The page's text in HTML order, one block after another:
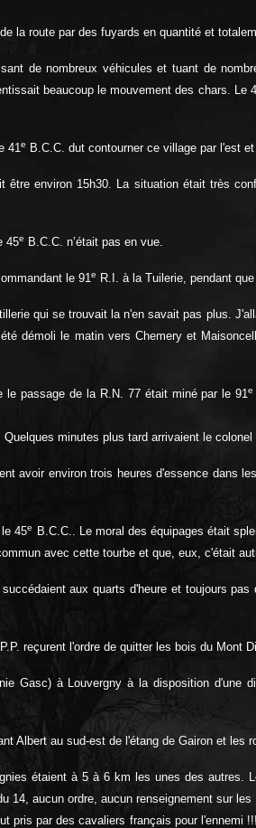
la route par des fuyards en quantité et
de nombreux véhicules et tuant de
beaucoup le mouvement des chars. Le
41e B.C.C. dut contourner ce village par l'est
environ 15h30. La situation était très
45e B.C.C. n’était pas en vue.
le 91e R.I. à la Tuilerie, pendant
qui se trouvait la n'en savait pas plus.
démoli le matin vers Chemery et
le passage de la R.N. 77 était miné par le 91e
minutes plus tard arrivaient le
avoir environ trois heures d'essence dans
45e
B.C.C.. Le moral des équipages était
avec cette tourbe et que, eux, c'était
aux quarts d'heure et toujours
reçurent l'ordre de quitter les bois du Mont
Gasc) à Louvergny à la disposition d'une
Albert au sud-est de l'étang de Gairon et les
étaient à 5 à 6 km les unes des
14, aucun ordre, aucun renseignement sur
par des cavaliers français pour